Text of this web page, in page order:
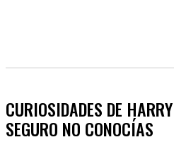
CURIOSIDADES DE
SEGURO NO CONOCÍAS